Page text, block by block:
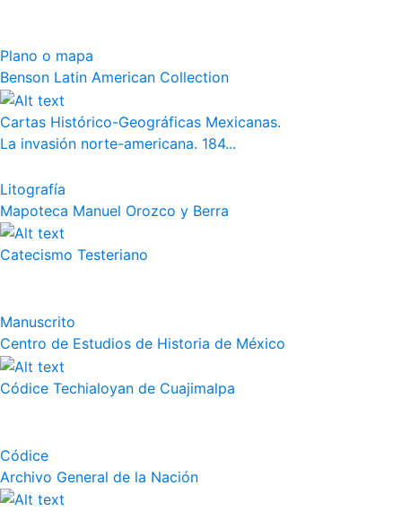
Plano o mapa
Benson Latin American Collection
Cartas Histórico-Geográficas Mexicanas.
La invasión norte-americana. 184...
Litografía
Mapoteca Manuel Orozco y Berra
Catecismo Testeriano
Manuscrito
Centro de Estudios de Historia de México
Códice Techialoyan de Cuajimalpa
Códice
Archivo General de la Nación